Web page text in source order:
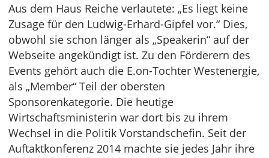
Aus dem Haus Reiche verlautete: „Es liegt keine
Zusage für den Ludwig-Erhard-Gipfel vor.“ Dies,
obwohl sie schon länger als „Speakerin“ auf der
Webseite angekündigt ist. Zu den Förderern des
Events gehört auch die E.on-Tochter Westenergie,
als „Member“ Teil der obersten
Sponsorenkategorie. Die heutige
Wirtschaftsministerin war dort bis zu ihrem
Wechsel in die Politik Vorstandschefin. Seit der
Auftaktkonferenz 2014 machte sie jedes Jahr ihre